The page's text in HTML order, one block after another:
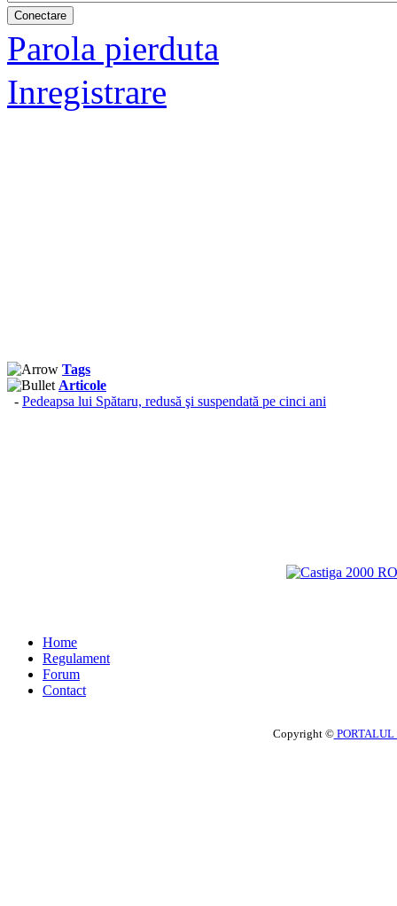
Parola pierduta
Inregistrare
Tags
Articole
- Pedeapsa lui Spătaru, redusă şi suspendată pe cinci ani
Home
Regulament
Forum
Contact
Copyright ©PORTALUL